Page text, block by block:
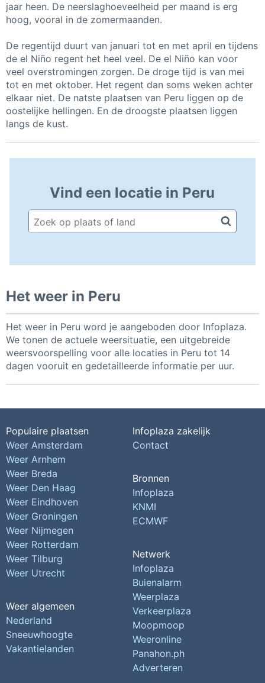
jaar heen. De neerslaghoeveelheid per maand is erg
hoog, vooral in de zomermaanden.
De regentijd duurt van januari tot en met april en tijdens
de el Niño regent het heel veel. De el Niño kan voor
veel overstromingen zorgen. De droge tijd is van mei
tot en met oktober. Het regent dan soms weken achter
elkaar niet. De natste plaatsen van Peru liggen op de
oostelijke hellingen. En de droogste plaatsen liggen
langs de kust.
Vind een locatie in Peru
Het weer in Peru
Het weer in Peru word je aangeboden door Infoplaza.
We tonen de actuele weersituatie, een uitgebreide
weersvoorspelling voor alle locaties in Peru tot 14
dagen vooruit en gedetailleerde informatie per uur.
Populaire plaatsen
Weer Amsterdam
Weer Arnhem
Weer Breda
Weer Den Haag
Weer Eindhoven
Weer Groningen
Weer Nijmegen
Weer Rotterdam
Weer Tilburg
Weer Utrecht
Weer algemeen
Nederland
Sneeuwhoogte
Vakantielanden
Infoplaza zakelijk
Contact
Bronnen
Infoplaza
KNMI
ECMWF
Netwerk
Infoplaza
Buienalarm
Weerplaza
Verkeerplaza
Moopmoop
Weeronline
Panahon.ph
Adverteren